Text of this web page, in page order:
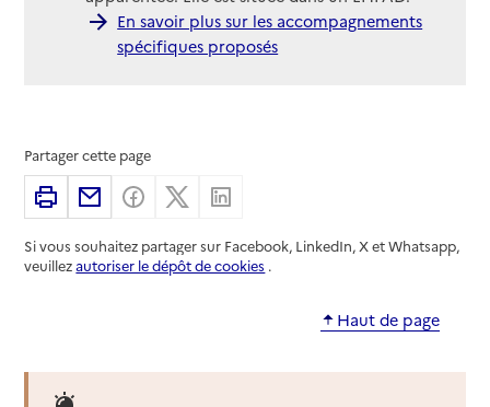
En savoir plus sur les accompagnements
spécifiques proposés
Partager cette page
ImprimerPartager par email
Partager sur Facebook
Partager sur X
Si vous souhaitez partager sur Facebook, LinkedIn, X et Whatsapp,
veuillezautoriser le dépôt de cookies .
Haut de page